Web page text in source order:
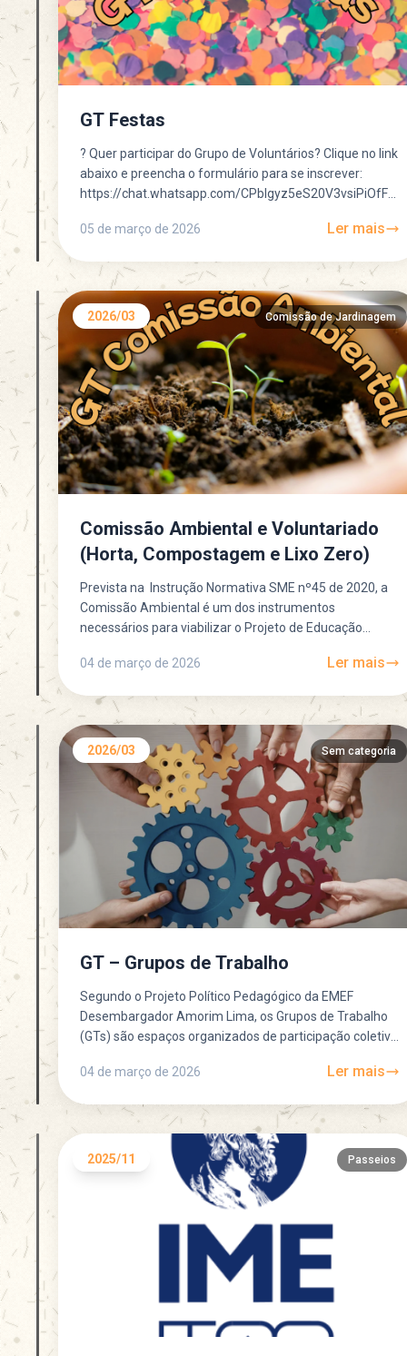
GT Festas
? Quer participar do Grupo de Voluntários? Clique no link
abaixo e preencha o formulário para se inscrever:
https://chat.whatsapp.com/CPblgyz5eS20V3vsiPiOfF?
05 de março de 2026
Ler mais
2026/03 Comissão de Jardinagem
Comissão Ambiental e Voluntariado
(Horta, Compostagem e Lixo Zero)
Prevista na Instrução Normativa SME nº45 de 2020, a
Comissão Ambiental é um dos instrumentos
necessários para viabilizar o Projeto de Educação
04 de março de 2026
Ler mais
2026/03 Sem categoria
GT – Grupos de Trabalho
Segundo o Projeto Político Pedagógico da EMEF
Desembargador Amorim Lima, os Grupos de Trabalho
(GTs) são espaços organizados de participação coletiva
04 de março de 2026
Ler mais
2025/11 Passeios